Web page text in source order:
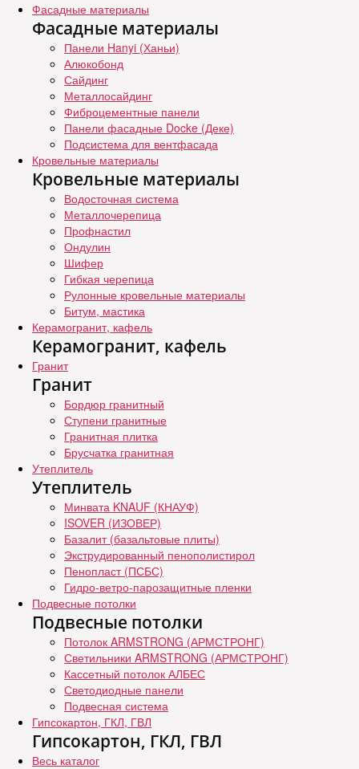
Фасадные материалы
Фасадные материалы
Панели Hanyi (Ханьи)
Алюкобонд
Сайдинг
Металлосайдинг
Фиброцементные панели
Панели фасадные Docke (Деке)
Подсистема для вентфасада
Кровельные материалы
Кровельные материалы
Водосточная система
Металлочерепица
Профнастил
Ондулин
Шифер
Гибкая черепица
Рулонные кровельные материалы
Битум, мастика
Керамогранит, кафель
Керамогранит, кафель
Гранит
Гранит
Бордюр гранитный
Ступени гранитные
Гранитная плитка
Брусчатка гранитная
Утеплитель
Утеплитель
Минвата KNAUF (КНАУФ)
ISOVER (ИЗОВЕР)
Базалит (базальтовые плиты)
Экструдированный пенополистирол
Пенопласт (ПСБС)
Гидро-ветро-парозащитные пленки
Подвесные потолки
Подвесные потолки
Потолок ARMSTRONG (АРМСТРОНГ)
Светильники ARMSTRONG (АРМСТРОНГ)
Кассетный потолок АЛБЕС
Светодиодные панели
Подвесная система
Гипсокартон, ГКЛ, ГВЛ
Гипсокартон, ГКЛ, ГВЛ
Весь каталог